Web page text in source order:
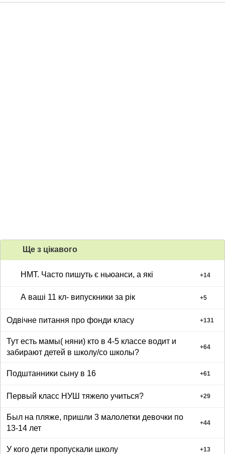
Ще з цiкавого
НМТ. Часто пишуть є ньюанси, а які +14
А ваші 11 кл- випускники за рік +5
Одвічне питання про фонди класу +131
Тут есть мамы( няни) кто в 4-5 классе водит и
забирают детей в школу/со школы?
+64
Подштанники сыну в 16 +61
Первый класс НУШ тяжело учиться? +29
Был на пляже, пришли 3 малолетки девочки по
13-14 лет
+44
У кого дети пропускали школу +13